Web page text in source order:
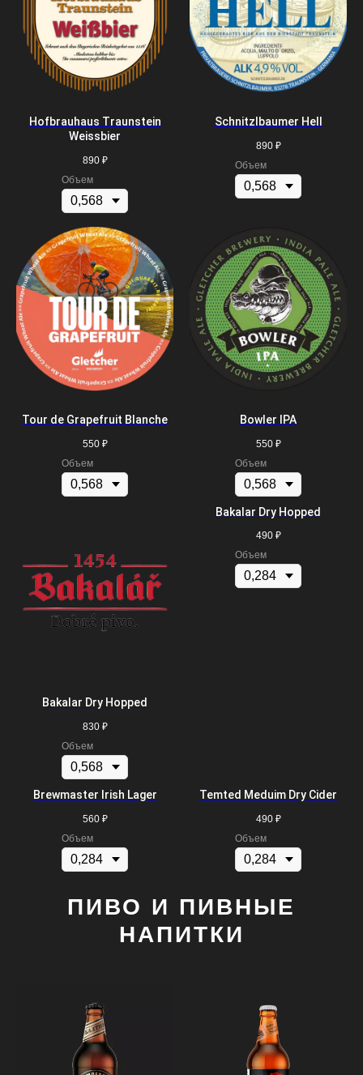
Hofbrauhaus Traunstein
Weissbier
890 ₽
Объем
Schnitzlbaumer Hell
890 ₽
Объем
Tour de Grapefruit Blanche
550 ₽
Объем
Bowler IPA
550 ₽
Объем
Bakalar Dry Hopped
830 ₽
Объем
Bakalar Dry Hopped
490 ₽
Объем
Brewmaster Irish Lager
560 ₽
Объем
Temted Meduim Dry Cider
490 ₽
Объем
ПИВО И ПИВНЫЕ
НАПИТКИ